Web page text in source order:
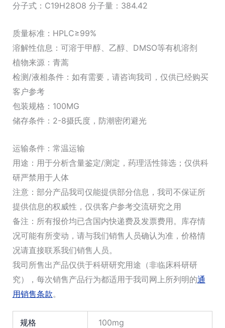
分子式：C19H28O8 分子量：384.42
质量标准：HPLC≥99%
溶解性信息：可溶于甲醇、乙醇、DMSO等有机溶剂
植物来源：青蒿
检测/液相条件：如有需要，请咨询我司，仅供已经购买
客户参考
包装规格：100MG
储存条件：2-8摄氏度，防潮密闭避光
运输条件：常温运输
用途：用于分析含量鉴定/测定，药理活性筛选；仅供科
研严禁用于人体
注意：部分产品我司仅能提供部分信息，我司不保证所
提供信息的权威性，仅供客户参考交流研究之用
备注：所有报价均已含国内快递费及发票费用。库存情
况可能有所变动，请与我们销售人员确认为准，价格情
况请直接联系我们销售人员。
我司所售出产品仅供于科研研究用途（非临床科研研
究），每次销售产品行为都适用于我司网上所列明的通
用销售条款。
规格 100mg